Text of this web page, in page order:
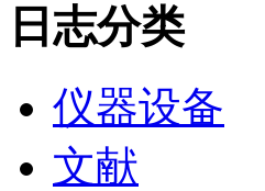
日志分类
仪器设备
文献